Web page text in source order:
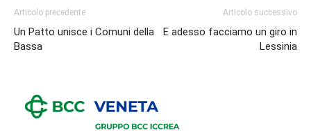
Articolo precedente
Un Patto unisce i Comuni della
Bassa
Articolo successivo
E adesso facciamo un giro in
Lessinia